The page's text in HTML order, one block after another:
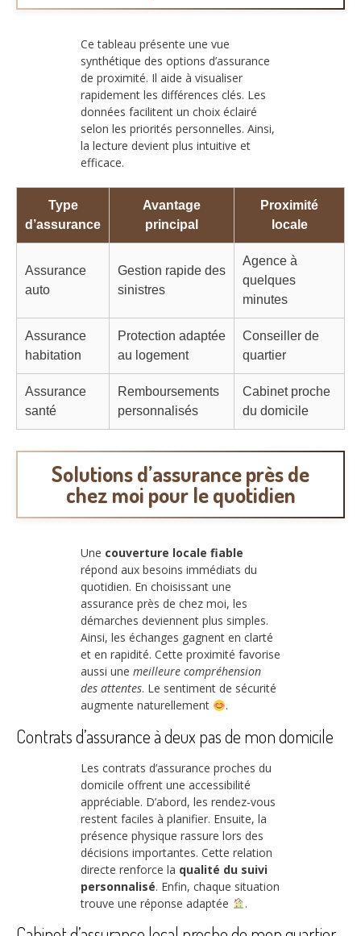
Ce tableau présente une vue
synthétique des options d’assurance
de proximité. Il aide à visualiser
rapidement les différences clés. Les
données facilitent un choix éclairé
selon les priorités personnelles. Ainsi,
la lecture devient plus intuitive et
efficace.
Type
d’assurance
Avantage
principal
Proximité
locale
Assurance
auto
Gestion rapide des
sinistres
Agence à
quelques
minutes
Assurance
habitation
Protection adaptée
au logement
Conseiller de
quartier
Assurance
santé
Remboursements
personnalisés
Cabinet proche
du domicile
Solutions d’assurance près de
chez moi pour le quotidien
Une couverture locale fiable
répond aux besoins immédiats du
quotidien. En choisissant une
assurance près de chez moi, les
démarches deviennent plus simples.
Ainsi, les échanges gagnent en clarté
et en rapidité. Cette proximité favorise
aussi une meilleure compréhension
des attentes. Le sentiment de sécurité
augmente naturellement
.
Contrats d’assurance à deux pas de mon domicile
Les contrats d’assurance proches du
domicile offrent une accessibilité
appréciable. D’abord, les rendez-vous
restent faciles à planifier. Ensuite, la
présence physique rassure lors des
décisions importantes. Cette relation
directe renforce la qualité du suivi
personnalisé. Enfin, chaque situation
trouve une réponse adaptée
.